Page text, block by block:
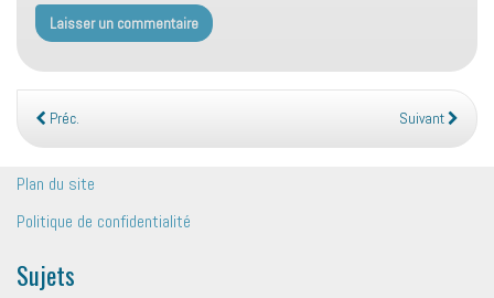
Préc. Suivant
Plan du site
Politique de confidentialité
Sujets